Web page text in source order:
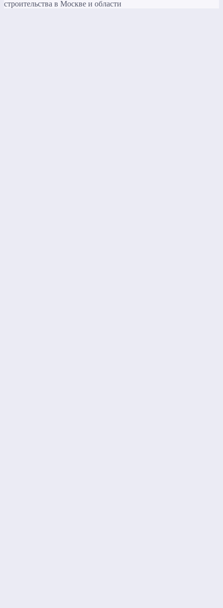
строительства в Москве и области